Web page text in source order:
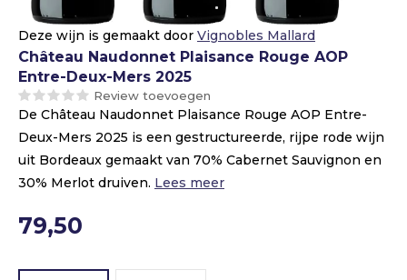
Deze wijn is gemaakt door Vignobles Mallard
Château Naudonnet Plaisance Rouge AOP
Entre-Deux-Mers 2025
Review toevoegen
De Château Naudonnet Plaisance Rouge AOP Entre-
Deux-Mers 2025 is een gestructureerde, rijpe rode wijn
uit Bordeaux gemaakt van 70% Cabernet Sauvignon en
30% Merlot druiven. Lees meer
79,50